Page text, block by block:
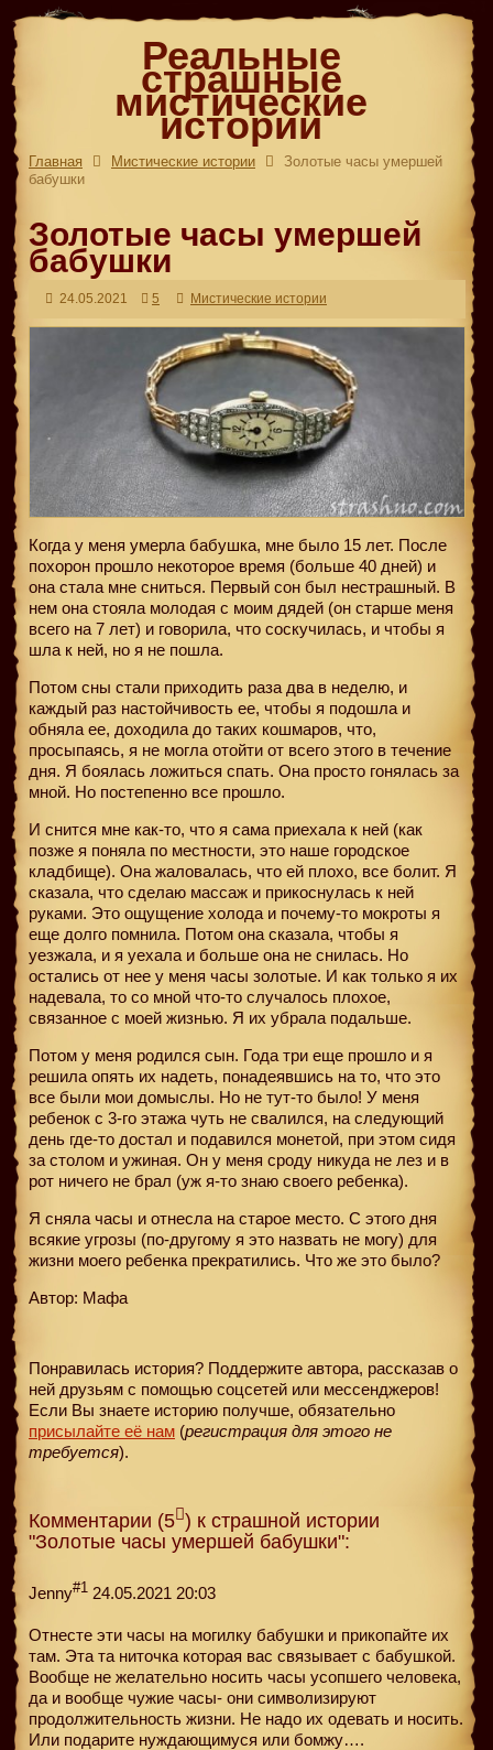
Реальные
страшные
мистические
истории
Главная Мистические истории
Золотые часы умершей
бабушки
Золотые часы умершей
бабушки
24.05.2021 5 Мистические истории
Когда у меня умерла бабушка, мне было 15 лет. После
похорон прошло некоторое время (больше 40 дней) и
она стала мне сниться. Первый сон был нестрашный. В
нем она стояла молодая с моим дядей (он старше меня
всего на 7 лет) и говорила, что соскучилась, и чтобы я
шла к ней, но я не пошла.
Потом сны стали приходить раза два в неделю, и
каждый раз настойчивость ее, чтобы я подошла и
обняла ее, доходила до таких кошмаров, что,
просыпаясь, я не могла отойти от всего этого в течение
дня. Я боялась ложиться спать. Она просто гонялась за
мной. Но постепенно все прошло.
И снится мне как-то, что я сама приехала к ней (как
позже я поняла по местности, это наше городское
кладбище). Она жаловалась, что ей плохо, все болит. Я
сказала, что сделаю массаж и прикоснулась к ней
руками. Это ощущение холода и почему-то мокроты я
еще долго помнила. Потом она сказала, чтобы я
уезжала, и я уехала и больше она не снилась. Но
остались от нее у меня часы золотые. И как только я их
надевала, то со мной что-то случалось плохое,
связанное с моей жизнью. Я их убрала подальше.
Потом у меня родился сын. Года три еще прошло и я
решила опять их надеть, понадеявшись на то, что это
все были мои домыслы. Но не тут-то было! У меня
ребенок с 3-го этажа чуть не свалился, на следующий
день где-то достал и подавился монетой, при этом сидя
за столом и ужиная. Он у меня сроду никуда не лез и в
рот ничего не брал (уж я-то знаю своего ребенка).
Я сняла часы и отнесла на старое место. С этого дня
всякие угрозы (по-другому я это назвать не могу) для
жизни моего ребенка прекратились. Что же это было?
Автор: Мафа
Понравилась история? Поддержите автора, рассказав о
ней друзьям с помощью соцсетей или мессенджеров!
Если Вы знаете историю получше, обязательно
присылайте её нам (регистрация для этого не
требуется).
Комментарии (5 ) к страшной истории
"Золотые часы умершей бабушки":
Jenny#1 24.05.2021 20:03
Отнесте эти часы на могилку бабушки и прикопайте их
там. Эта та ниточка которая вас связывает с бабушкой.
Вообще не желательно носить часы усопшего человека,
да и вообще чужие часы- они символизируют
продолжительность жизни. Не надо их одевать и носить.
Или подарите нуждающимуся или бомжу….